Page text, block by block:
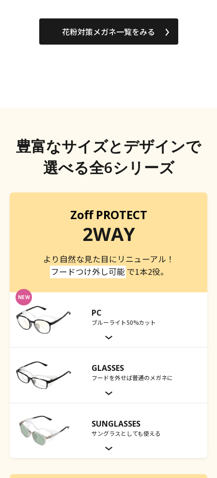
花粉対策メガネ一覧をみる
豊富なサイズとデザインで
選べる全6シリーズ
Zoff PROTECT
2WAY
より自然な見た目にリニューアル！
フードつけ外し可能 で1本2役。
PC
ブルーライト50%カット
GLASSES
フードを外せば普通のメガネに
SUNGLASSES
サングラスとしても使える